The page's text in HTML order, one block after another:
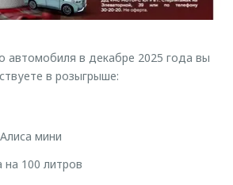
автомобиля в декабре 2025 года вы
в розыгрыше:
мини
на 100 литров